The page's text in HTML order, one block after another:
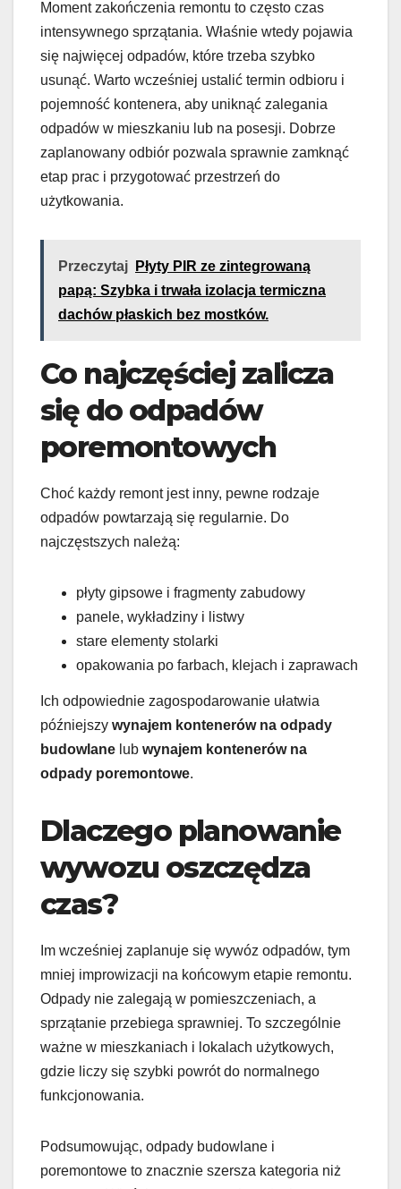
Moment zakończenia remontu to często czas
intensywnego sprzątania. Właśnie wtedy pojawia
się najwięcej odpadów, które trzeba szybko
usunąć. Warto wcześniej ustalić termin odbioru i
pojemność kontenera, aby uniknąć zalegania
odpadów w mieszkaniu lub na posesji. Dobrze
zaplanowany odbiór pozwala sprawnie zamknąć
etap prac i przygotować przestrzeń do
użytkowania.
Przeczytaj
Płyty PIR ze zintegrowaną
papą: Szybka i trwała izolacja termiczna
dachów płaskich bez mostków.
Co najczęściej zalicza
się do odpadów
poremontowych
Choć każdy remont jest inny, pewne rodzaje
odpadów powtarzają się regularnie. Do
najczęstszych należą:
płyty gipsowe i fragmenty zabudowy
panele, wykładziny i listwy
stare elementy stolarki
opakowania po farbach, klejach i zaprawach
Ich odpowiednie zagospodarowanie ułatwia
późniejszy wynajem kontenerów na odpady
budowlane lub wynajem kontenerów na
odpady poremontowe.
Dlaczego planowanie
wywozu oszczędza
czas?
Im wcześniej zaplanuje się wywóz odpadów, tym
mniej improwizacji na końcowym etapie remontu.
Odpady nie zalegają w pomieszczeniach, a
sprzątanie przebiega sprawniej. To szczególnie
ważne w mieszkaniach i lokalach użytkowych,
gdzie liczy się szybki powrót do normalnego
funkcjonowania.
Podsumowując, odpady budowlane i
poremontowe to znacznie szersza kategoria niż